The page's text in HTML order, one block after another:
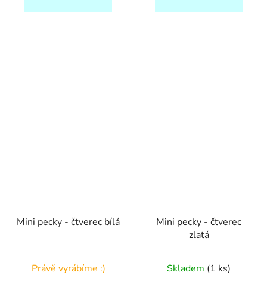
Mini pecky - čtverec bílá
Právě vyrábíme :)
Mini pecky - čtverec
zlatá
Skladem (1 ks)